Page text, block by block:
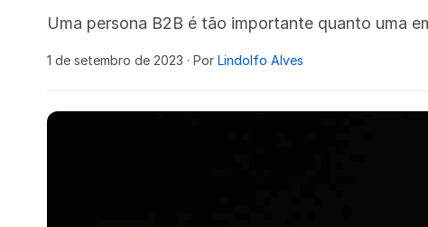
Uma persona B2B é tão importante quanto uma
1 de setembro de 2023 · Por Lindolfo Alves